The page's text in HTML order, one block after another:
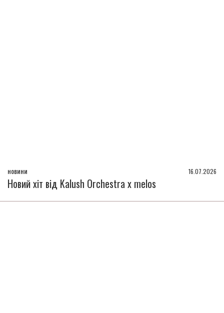
новини 16.07.2026
Новий хіт від Kalush Orchestra x melos